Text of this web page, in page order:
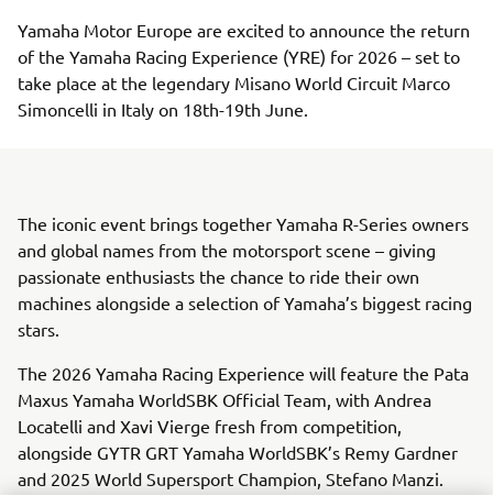
Yamaha Motor Europe are excited to announce the return
of the Yamaha Racing Experience (YRE) for 2026 – set to
take place at the legendary Misano World Circuit Marco
Simoncelli in Italy on 18th-19th June.
The iconic event brings together Yamaha R-Series owners
and global names from the motorsport scene – giving
passionate enthusiasts the chance to ride their own
machines alongside a selection of Yamaha’s biggest racing
stars.
The 2026 Yamaha Racing Experience will feature the Pata
Maxus Yamaha WorldSBK Official Team, with Andrea
Locatelli and Xavi Vierge fresh from competition,
alongside GYTR GRT Yamaha WorldSBK’s Remy Gardner
and 2025 World Supersport Champion, Stefano Manzi.